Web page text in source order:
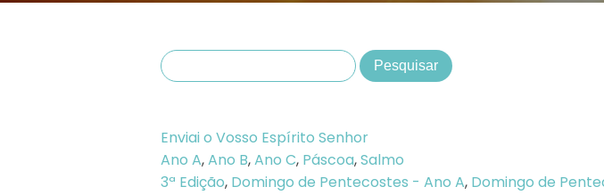
Enviai o Vosso Espírito Senhor
Ano A,Ano B,Ano C, Páscoa,Salmo
3ª Edição, Domingo de Pentecostes - Ano A, Domingo de